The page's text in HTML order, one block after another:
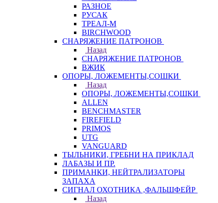
РАЗНОЕ
РУСАК
ТРЕАЛ-М
BIRCHWOOD
СНАРЯЖЕНИЕ ПАТРОНОВ
Назад
СНАРЯЖЕНИЕ ПАТРОНОВ
ВЖИК
ОПОРЫ, ЛОЖЕМЕНТЫ,СОШКИ
Назад
ОПОРЫ, ЛОЖЕМЕНТЫ,СОШКИ
ALLEN
BENCHMASTER
FIREFIELD
PRIMOS
UTG
VANGUARD
ТЫЛЬНИКИ, ГРЕБНИ НА ПРИКЛАД
ЛАБАЗЫ И ПР.
ПРИМАНКИ, НЕЙТРАЛИЗАТОРЫ
ЗАПАХА
СИГНАЛ ОХОТНИКА ,ФАЛЬШФЕЙР
Назад